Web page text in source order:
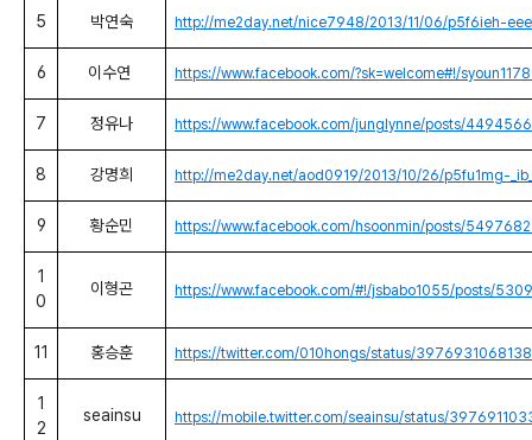
5 박연숙 http://me2day.net/nice7948/2013/11/06/p5f6ieh-
6 이수연 https://www.facebook.com/?sk=welcome#!/
7 정유나 https://www.facebook.com/junglynne/posts/
8 강명희 http://me2day.net/aod0919/2013/10/26/p5fu1mg-
9 황순민 https://www.facebook.com/hsoonmin/posts/
1
0
이형곤 https://www.facebook.com/#!/jsbabo1055/posts/
11 홍승훈 https://twitter.com/010hongs/status/
1
2
seainsu https://mobile.twitter.com/seainsu/status/